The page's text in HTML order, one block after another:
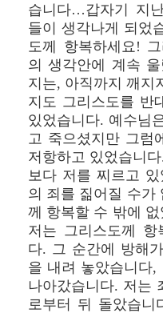
습니다…갑자기 지
들이 생각나게 되었
도께 항복하세요!
의 생각안에 계속
지는, 아직까지 깨지
지도 그리스도를 반
있었습니다. 예수님
고 죽으셨지만 그럼
저항하고 있었습니
보다 저를 찌르고
의 죄를 짊어질 수가
께 항복할 수 밖에 없
저는 그리스도께 항
다. 그 순간에 방해
을 내려 놓았습니다,
나아갔습니다. 저는
로부터 뒤 돌았습니